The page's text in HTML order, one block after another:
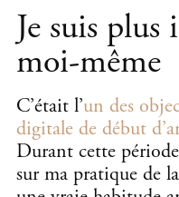
Je suis plus
moi-même
C’était l’un des
digitale de début
Durant cette
sur ma pratique de